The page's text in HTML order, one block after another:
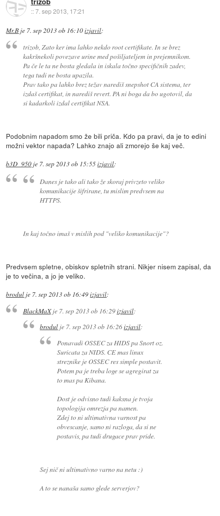
::7. sep 2013, 17:21
Mr.B je 7. sep 2013 ob 16:10izjavil:
trizob, Zato ker ima lahko nekdo root certifikate. In se brez
kakršnekoli povezave urine med pošiljateljem in prejemnikom.
Pa če le ta ne bosta gledala in iskala točno specifičnih zadev,
tega tudi ne bosta upazila.
Prav tako pa lahko brez težav narediš snepshot CA sistema, ter
izdaš certifikat, in narediš revert. PA ni boga da bo ugotovil, da
si kadarkoli izdal certifikat NSA.
Podobnim napadom smo že bili priča. Kdo pa pravi, da je to edini
možni vektor napada? Lahko znajo ali zmorejo še kaj več.
b3D_950 je 7. sep 2013 ob 15:55izjavil:
Danes je tako ali tako že skoraj privzeto veliko
komunikacije šifrirane, tu mislim predvsem na
HTTPS.
In kaj točno imaš v mislih pod "veliko komunikacije"?
Predvsem spletne, obiskov spletnih strani. Nikjer nisem zapisal, da
je to večina, a jo je veliko.
brodul je 7. sep 2013 ob 16:49izjavil:
BlackMaXje 7. sep 2013 ob 16:29izjavil:
brodul je 7. sep 2013 ob 16:26izjavil:
Ponavadi OSSEC za HIDS pa Snort oz.
Suricata za NIDS. CE mas linux
streznike je OSSEC res simple postavit.
Potem pa je treba loge se agregirat za
to mas pa Kibana.
Dost je odvisno tudi kaksna je tvoja
topologija omrezja pa namen.
Zdej to ni ultimativna varnost pa
obvescanje, samo ni razloga, da si ne
postavis, pa tudi drugace prav pride.
Sej nič ni ultimativno varno na netu :)
A to se nanaša samo glede serverjov?